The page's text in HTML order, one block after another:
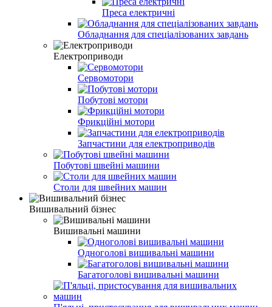
Преса електричні
Обладнання для спеціалізованих завдань
Електроприводи
Сервомотори
Побутові мотори
Фрикційні мотори
Запчастини для електроприводів
Побутові швейні машини
Столи для швейних машин
Вишивальний бізнес
Вишивальні машини
Одноголові вишивальні машини
Багатоголові вишивальні машини